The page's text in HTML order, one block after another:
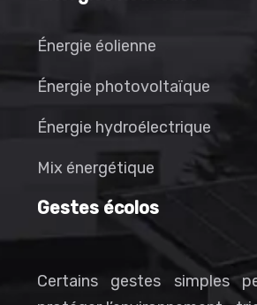
Énergie éolienne
Énergie photovoltaïque
Énergie hydroélectrique
Mix énergétique
Gestes écolos
Certains gestes simples